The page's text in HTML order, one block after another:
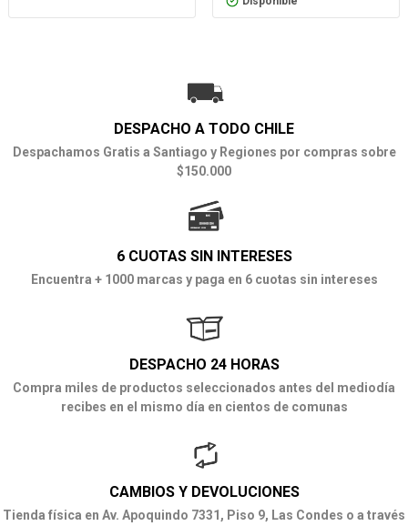
DESPACHO A TODO CHILE
Despachamos Gratis a Santiago y Regiones por compras sobre
$150.000
6 CUOTAS SIN INTERESES
Encuentra + 1000 marcas y paga en 6 cuotas sin intereses
DESPACHO 24 HORAS
Compra miles de productos seleccionados antes del mediodía
recibes en el mismo día en cientos de comunas
CAMBIOS Y DEVOLUCIONES
Tienda física en Av. Apoquindo 7331, Piso 9, Las Condes o a través